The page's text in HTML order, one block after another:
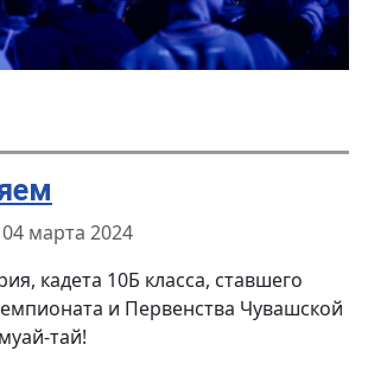
материале
марта 2024
кадета 10Б класса, ставшего
и Первенства Чувашской
тай!